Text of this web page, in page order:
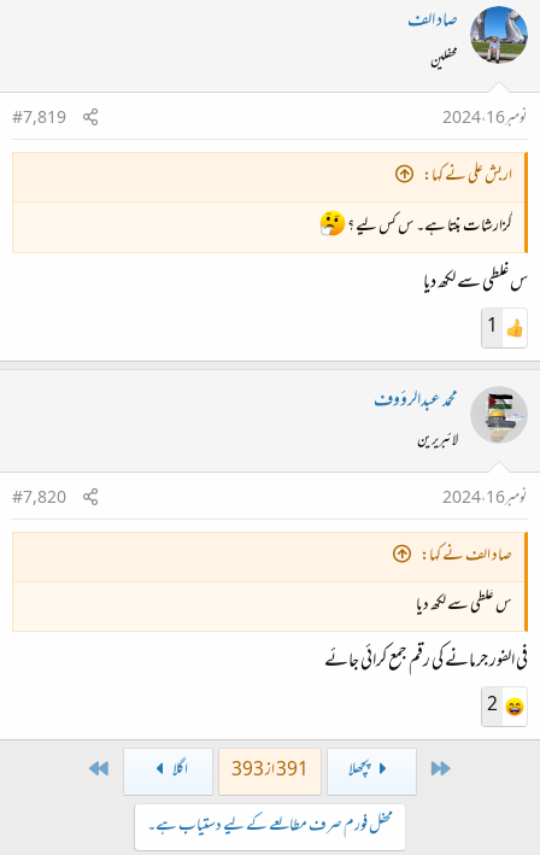
صاد الف
محفلین
نومبر 16، 2024
#7,819
اربش علی نے کہا:
گزارشات بنتا ہے۔ س کس لیے ؟
س غلطی سے لکھ دیا
1
محمد عبدالرؤوف
لائبریرین
نومبر 16، 2024
#7,820
صاد الف نے کہا:
س غلطی سے لکھ دیا
فی الفور جرمانے کی رقم جمع کرائی جائے
2
پچھلا 391 از 393 اگلا
محفل فورم صرف مطالعے کے لیے دستیاب ہے۔